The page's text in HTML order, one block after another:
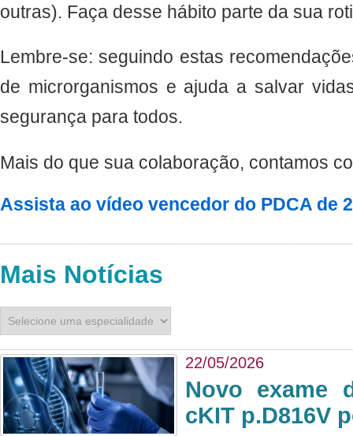
outras). Faça desse hábito parte da sua
Lembre-se: seguindo estas
de microrganismos e ajuda a salvar
segurança para todos.
Mais do que sua colaboração, contamos
Assista ao vídeo vencedor do PDCA de
Mais Notícias
22/05/2026
Novo exame
cKIT p.D816V